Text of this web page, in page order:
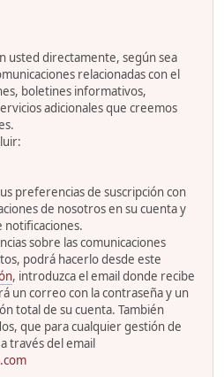
usted directamente, según sea
relacionadas con el
boletines informativos,
adicionales que creemos
preferencias de suscripción con
de nosotros en su cuenta y
notificaciones.
sobre las comunicaciones
podrá hacerlo desde este
, introduzca el email donde recibe
un correo con la contraseña y un
total de su cuenta. También
que para cualquier gestión de
través del email